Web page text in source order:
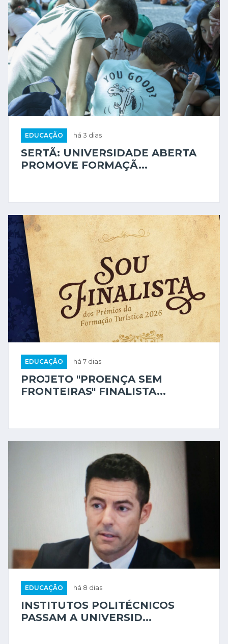
EDUCAÇÃO há 3 dias
SERTÃ: UNIVERSIDADE ABERTA
PROMOVE FORMAÇÃ...
EDUCAÇÃO há 7 dias
PROJETO "PROENÇA SEM
FRONTEIRAS" FINALISTA...
EDUCAÇÃO há 8 dias
INSTITUTOS POLITÉCNICOS
PASSAM A UNIVERSID...